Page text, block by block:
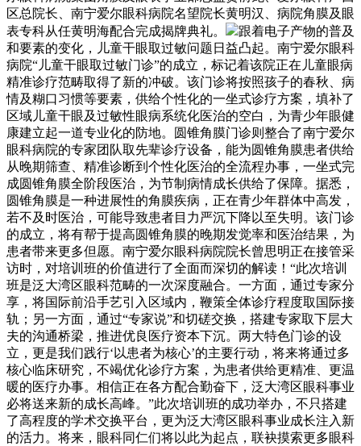
区总院长、南宁爱尔眼科病院名望院长黄明汉、病院角膜及眼
表专科从任黄明海配合完成揭牌典礼。
跟着电子产物的普及
和要素的变化，儿童干眼取过敏问题日益凸起。南宁爱尔眼科
病院“儿童干眼取过敏门诊”的成立，标记着该院正在儿童眼病
精准诊疗范畴取得了新的冲破。该门诊将按照孩子的春秋、病
情及糊口习惯等要素，供给个性化的一坐式诊疗方案，填补了
区域儿童干眼及过敏性眼病系统化医治的空白，为青少年眼健
康建立起一道专业化的防地。圆锥角膜门诊则整合了南宁爱尔
眼科病院的专家团队取先辈诊疗设备，能为圆锥角膜患者供给
从晚期筛查、精准诊断到个性化医治的全流程办事，一坐式完
成圆锥角膜全阶段医治，为节制病情成长供给了保障。据悉，
圆锥角膜是一种进展性的角膜疾病，正在青少年群体中高发，
若不及时医治，可能导致患者目力严沉下降以至失明。该门诊
的成立，将有帮于提高圆锥角膜的晚期发觉率和医治结果，为
患者带来更多但愿。南宁爱尔眼科病院院长曾思明正在接管采
访时，对培训班的价值进行了全面而深切的解读！“此次培训
班是泛大湾区眼科范畴的一次深度融合。一方面，通过专家分
享，将国际前沿手艺引入区域内，鞭策全体诊疗程度取国际接
轨；另一方面，通过“专家说”和切磋交换，搭建专家取下层大
夫的沟通桥梁，推进优良医疗资本下沉。两大特色门诊的设
立，更是我们践行‘以患者为核心’的主要行动，将来将通过多
核心临床研究，不竭优化诊疗方案，为患者供给更精准、更温
暖的医疗办事。相信正在各方配合勤奋下，泛大湾区眼科事业
必将送来新的成长高峰。”此次培训班的成功举办，不只搭建
了高程度的学术交换平台，更为泛大湾区眼科事业成长注入新
的活力。将来，眼科同仁们将以此为起点，联袂摸索更多眼科